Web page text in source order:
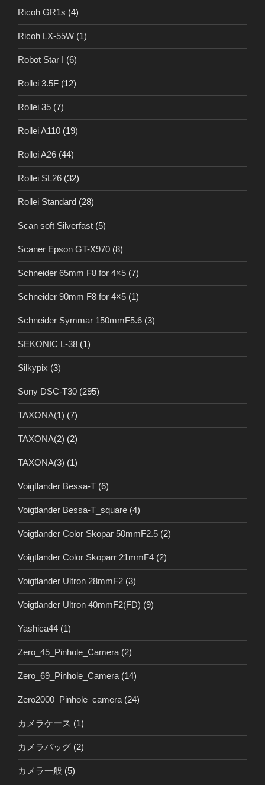
Ricoh GR1s (4)
Ricoh LX-55W (1)
Robot Star I (6)
Rollei 3.5F (12)
Rollei 35 (7)
Rollei A110 (19)
Rollei A26 (44)
Rollei SL26 (32)
Rollei Standard (28)
Scan soft Silverfast (5)
Scaner Epson GT-X970 (8)
Schneider 65mm F8 for 4×5 (7)
Schneider 90mm F8 for 4×5 (1)
Schneider Symmar 150mmF5.6 (3)
SEKONIC L-38 (1)
Silkypix (3)
Sony DSC-T30 (295)
TAXONA(1) (7)
TAXONA(2) (2)
TAXONA(3) (1)
Voigtlander Bessa-T (6)
Voigtlander Bessa-T_square (4)
Voigtlander Color Skopar 50mmF2.5 (2)
Voigtlander Color Skoparr 21mmF4 (2)
Voigtlander Ultron 28mmF2 (3)
Voigtlander Ultron 40mmF2(FD) (9)
Yashica44 (1)
Zero_45_Pinhole_Camera (2)
Zero_69_Pinhole_Camera (14)
Zero2000_Pinhole_camera (24)
カメラケース (1)
カメラバッグ (2)
カメラ一般 (5)